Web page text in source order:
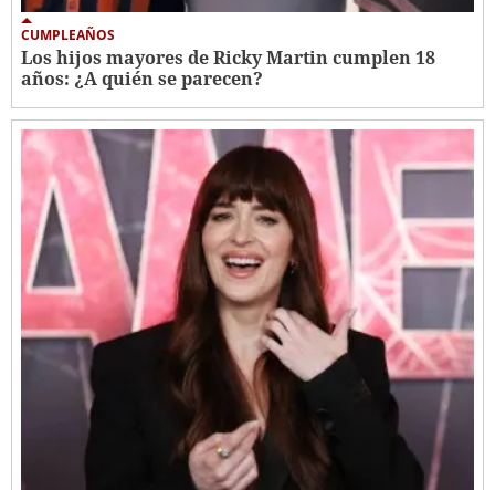
CUMPLEAÑOS
Los hijos mayores de Ricky Martin cumplen 18
años: ¿A quién se parecen?